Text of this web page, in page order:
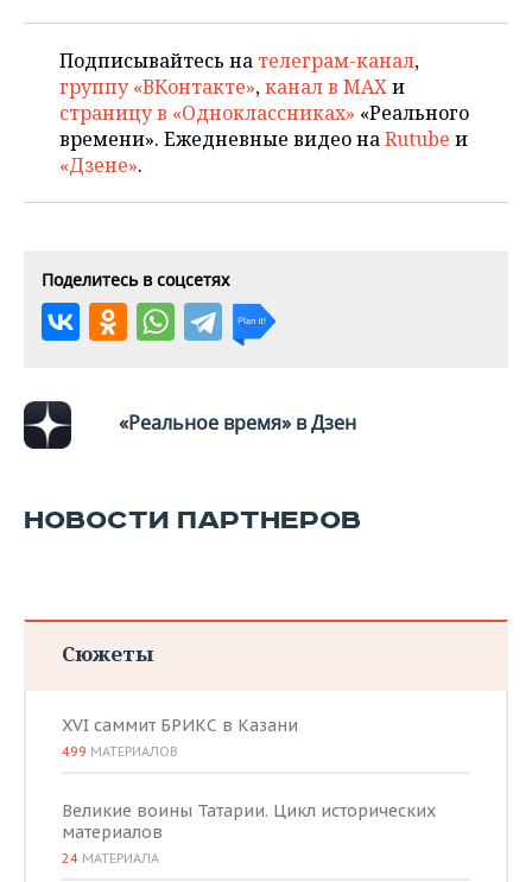
ОТКРЫТАЯ ЛЕКЦИЯ
БАСКЕТБОЛ
ВОЛЕЙБОЛ
КИБЕРСПОРТ
ФИГУРНОЕ КАТАНИЕ
ХОККЕЙ С МЯЧОМ
ИНФРАСТРУКТУРА
ИСТОРИЯ
КУЛЬТУРА
МЕДИЦИНА
ПРОИСШЕСТВИЯ
СПРАВОЧНИК
СПИСОК ПЕРСОН
СПИСОК КОМПАНИЙ
ПОЛНАЯ ВЕРСИЯ
Подписывайтесь на телеграм-канал,
группу «ВКонтакте»,канал в MAXи
страницу в «Одноклассниках» «Реального
времени». Ежедневные видео наRutube и
«Дзене».
Поделитесь в соцсетях
«Реальное время» в Дзен
НОВОСТИ ПАРТНЕРОВ
Сюжеты
XVI саммит БРИКС в Казани
499 МАТЕРИАЛОВ
Великие воины Татарии. Цикл исторических
материалов
24 МАТЕРИАЛА